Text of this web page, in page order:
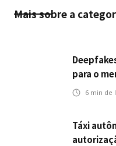
Mais sobre a
para o
desafios
6 min de
Táxi